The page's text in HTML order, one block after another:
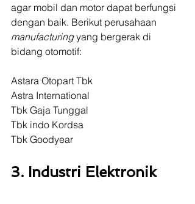
agar mobil dan motor dapat berfungsi
dengan baik. Berikut perusahaan
manufacturing yang bergerak di
bidang otomotif:
Astara Otopart Tbk
Astra International
Tbk Gaja Tunggal
Tbk indo Kordsa
Tbk Goodyear
3. Industri Elektronik